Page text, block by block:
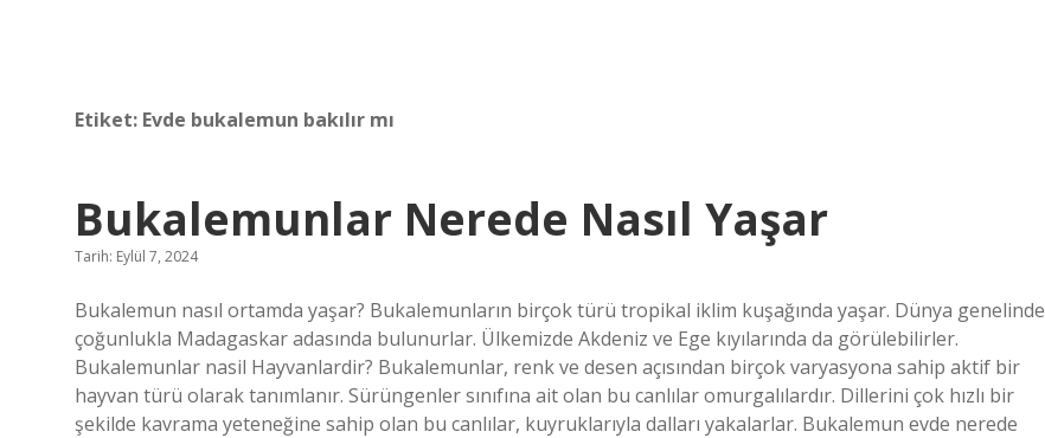
Etiket: Evde bukalemun bakılır mı
Bukalemunlar Nerede Nasıl Yaşar
Tarih: Eylül 7, 2024
Bukalemun nasıl ortamda yaşar? Bukalemunların birçok türü tropikal iklim kuşağında yaşar. Dünya genelinde
çoğunlukla Madagaskar adasında bulunurlar. Ülkemizde Akdeniz ve Ege kıyılarında da görülebilirler.
Bukalemunlar nasil Hayvanlardir? Bukalemunlar, renk ve desen açısından birçok varyasyona sahip aktif bir
hayvan türü olarak tanımlanır. Sürüngenler sınıfına ait olan bu canlılar omurgalılardır. Dillerini çok hızlı bir
şekilde kavrama yeteneğine sahip olan bu canlılar, kuyruklarıyla dalları yakalarlar. Bukalemun evde nerede